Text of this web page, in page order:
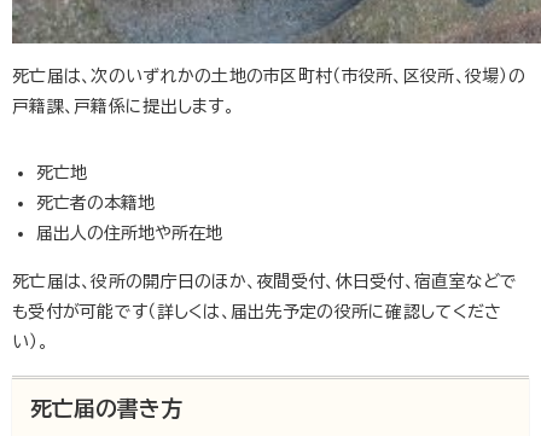
死亡届は、次のいずれかの土地の市区町村（市役所、区役所、役場）の
戸籍課、戸籍係に提出します。
死亡地
死亡者の本籍地
届出人の住所地や所在地
死亡届は、役所の開庁日のほか、夜間受付、休日受付、宿直室などで
も受付が可能です（詳しくは、届出先予定の役所に確認してくださ
い）。
死亡届の書き方